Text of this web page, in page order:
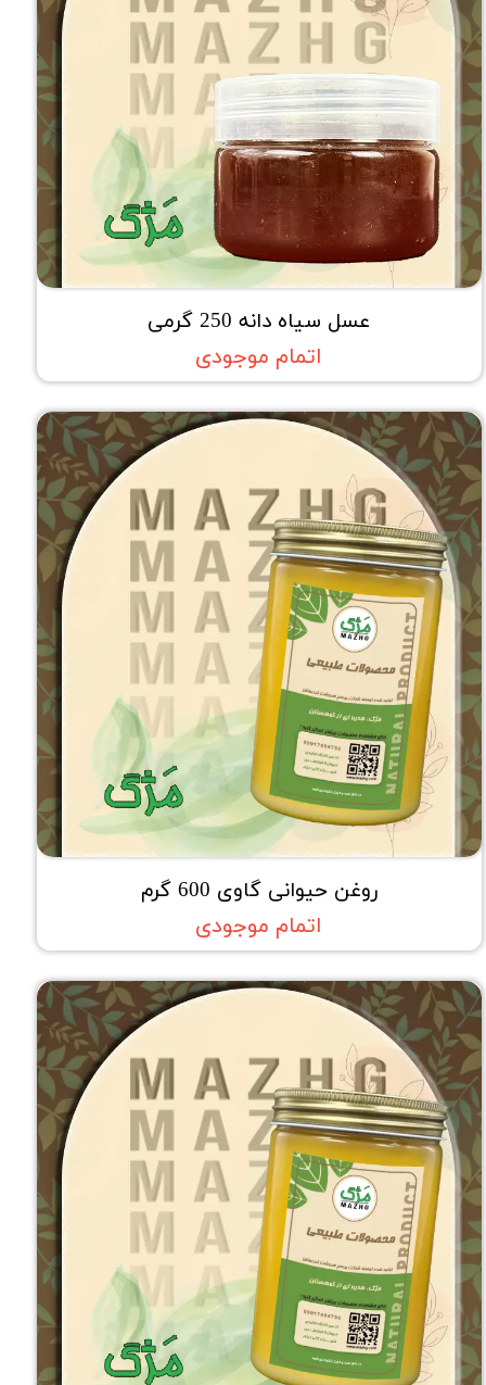
عسل سیاه دانه 250 گرمی
اتمام موجودی
روغن حیوانی گاوی 600 گرم
اتمام موجودی